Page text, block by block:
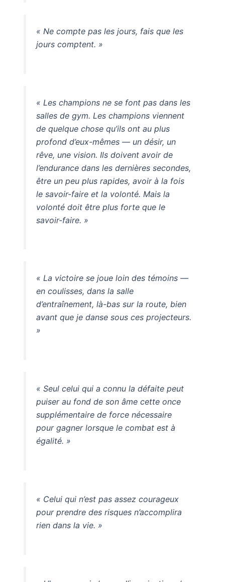
« Ne compte pas les jours, fais que les
jours comptent. »
« Les champions ne se font pas dans les
salles de gym. Les champions viennent
de quelque chose qu’ils ont au plus
profond d’eux-mêmes — un désir, un
rêve, une vision. Ils doivent avoir de
l’endurance dans les dernières secondes,
être un peu plus rapides, avoir à la fois
le savoir-faire et la volonté. Mais la
volonté doit être plus forte que le
savoir-faire. »
« La victoire se joue loin des témoins —
en coulisses, dans la salle
d’entraînement, là-bas sur la route, bien
avant que je danse sous ces projecteurs.
»
« Seul celui qui a connu la défaite peut
puiser au fond de son âme cette once
supplémentaire de force nécessaire
pour gagner lorsque le combat est à
égalité. »
« Celui qui n’est pas assez courageux
pour prendre des risques n’accomplira
rien dans la vie. »